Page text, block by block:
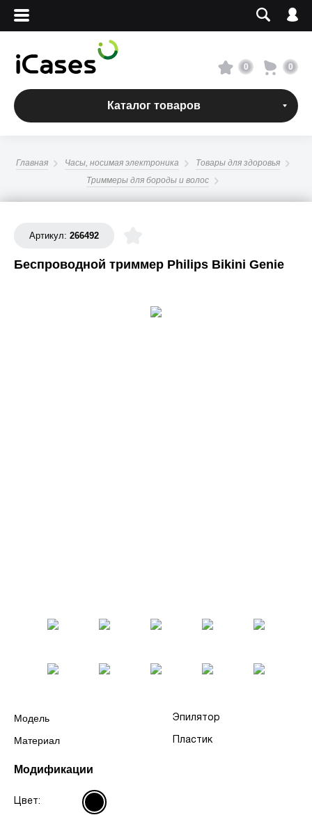
Вход
Сервисный центр
О магазине
+7 495 960-31-54
0 0
Каталог товаров
Главная Часы, носимая электроника
Товары для здоровья
Триммеры для бороды и волос
Артикул: 266492
Беспроводной триммер Philips Bikini Genie
Модель Эпилятор
Материал Пластик
Модификации
Цвет: